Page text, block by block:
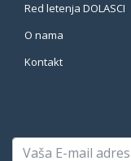
Red letenja DOLASCI
O nama
Kontakt